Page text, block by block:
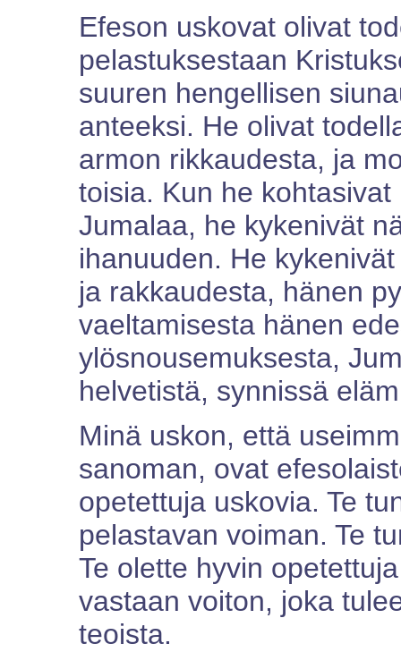
Efeson uskovat olivat
pelastuksestaan
suuren hengellisen
anteeksi. He olivat
armon rikkaudesta, ja
toisia. Kun he
Jumalaa, he kykenivät
ihanuuden. He
ja rakkaudesta, hänen
vaeltamisesta hänen
ylösnousemuksesta,
helvetistä, synnissä
Minä uskon, että
sanoman, ovat
opetettuja uskovia. Te
pelastavan voiman. Te
Te olette hyvin
vastaan voiton, joka
teoista.